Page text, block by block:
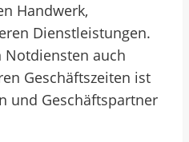
Handwerk,
Dienstleistungen.
Notdiensten auch
Geschäftszeiten ist
und Geschäftspartner